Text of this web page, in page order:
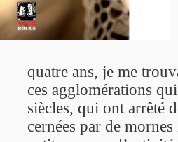
quatre ans, je me
ces agglomérations
siècles, qui ont arrêté
cernées par de